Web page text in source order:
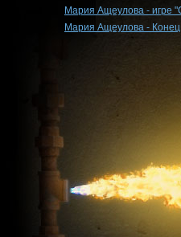
Мария Ащеулова - игре
Мария Ащеулова - Конец